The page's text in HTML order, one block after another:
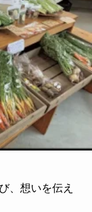
、想いを伝え